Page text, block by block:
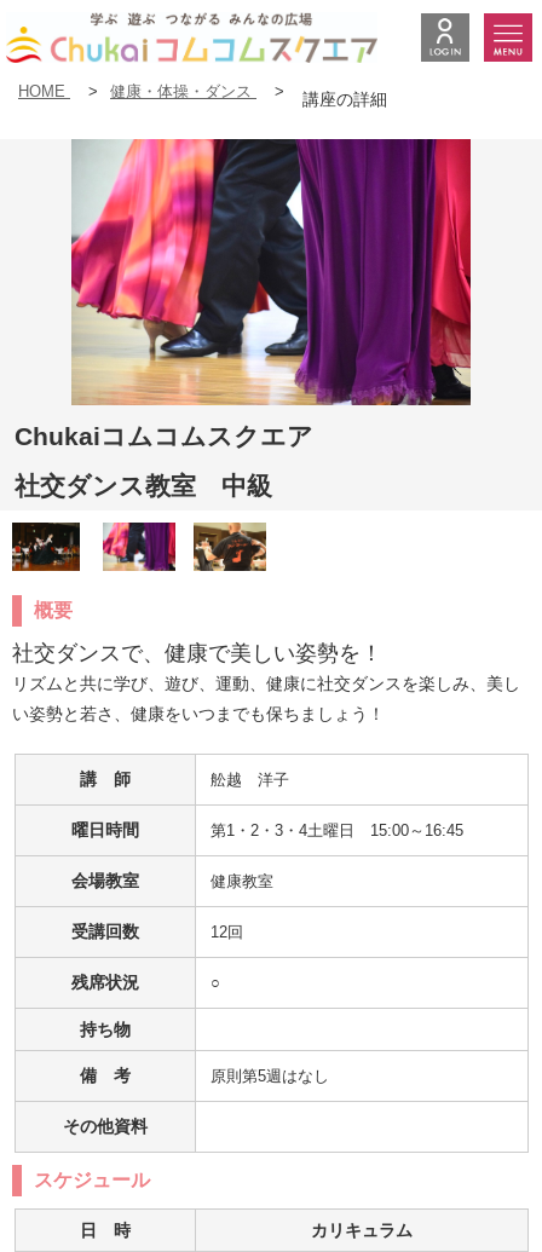
HOME > 健康・体操・ダンス > 講座の詳細
Chukaiコムコムスクエア
社交ダンス教室 中級
概要
社交ダンスで、健康で美しい姿勢を！
リズムと共に学び、遊び、運動、健康に社交ダンスを楽しみ、美し
い姿勢と若さ、健康をいつまでも保ちましょう！
講 師 舩越　洋子
曜日時間 第1・2・3・4土曜日 15:00～16:45
会場教室 健康教室
受講回数 12回
残席状況 ○
持ち物
備 考 原則第5週はなし
その他資料
スケジュール
日 時 カリキュラム